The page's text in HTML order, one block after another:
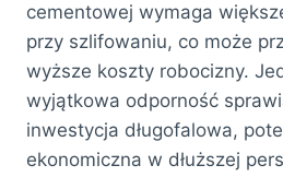
cementowej wymaga
przy szlifowaniu, co może
wyższe koszty robocizny.
wyjątkowa odporność
inwestycja długofalowa,
ekonomiczna w dłuższej